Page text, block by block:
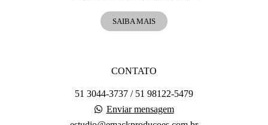
SAIBA MAIS
CONTATO
51 3044-3737 / 51 98122-5479
Enviar mensagem